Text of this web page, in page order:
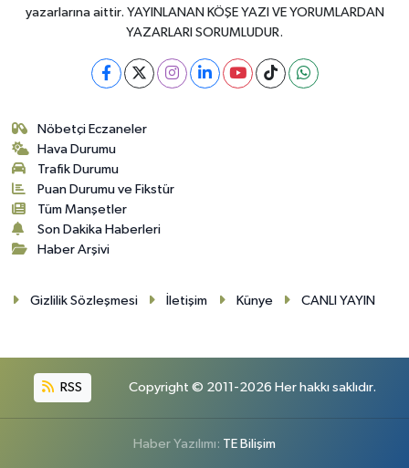
yazarlarına aittir. YAYINLANAN KÖŞE YAZI VE YORUMLARDAN
YAZARLARI SORUMLUDUR.
Nöbetçi Eczaneler
Hava Durumu
Trafik Durumu
Puan Durumu ve Fikstür
Tüm Manşetler
Son Dakika Haberleri
Haber Arşivi
Gizlilik Sözleşmesi İletişim Künye CANLI YAYIN
RSS Copyright © 2011-2026 Her hakkı saklıdır.
Haber Yazılımı: TE Bilişim